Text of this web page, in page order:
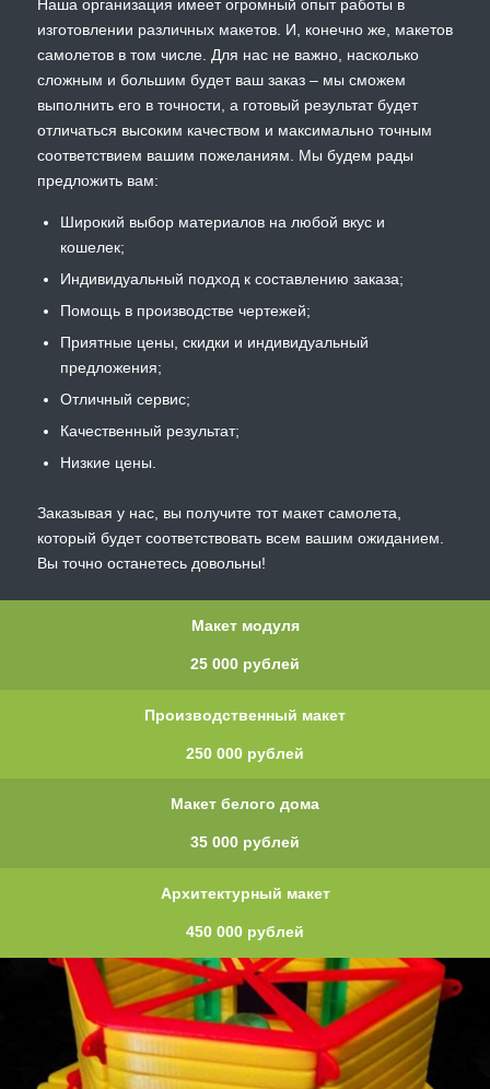
Наша организация имеет огромный опыт работы в
изготовлении различных макетов. И, конечно же, макетов
самолетов в том числе. Для нас не важно, насколько
сложным и большим будет ваш заказ – мы сможем
выполнить его в точности, а готовый результат будет
отличаться высоким качеством и максимально точным
соответствием вашим пожеланиям. Мы будем рады
предложить вам:
Широкий выбор материалов на любой вкус и
кошелек;
Индивидуальный подход к составлению заказа;
Помощь в производстве чертежей;
Приятные цены, скидки и индивидуальный
предложения;
Отличный сервис;
Качественный результат;
Низкие цены.
Заказывая у нас, вы получите тот макет самолета,
который будет соответствовать всем вашим ожиданием.
Вы точно останетесь довольны!
Макет модуля
25 000 рублей
Производственный макет
250 000 рублей
Макет белого дома
35 000 рублей
Архитектурный макет
450 000 рублей